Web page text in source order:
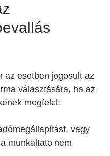
az esetben jogosult az
választására, ha az
megfelel:
vagy
munkáltató nem